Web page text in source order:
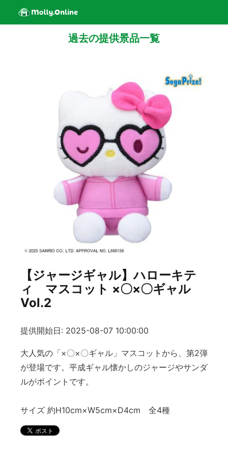
過去の提供景品一覧
【ジャージギャル】ハローキテ
ィ マスコット ×〇×〇ギャル
Vol.2
提供開始日: 2025-08-07 10:00:00
大人気の「×〇×〇ギャル」マスコットから、第2弾
が登場です。平成ギャル懐かしのジャージやサンダ
ルがポイントです。
サイズ 約H10cm×W5cm×D4cm 全4種